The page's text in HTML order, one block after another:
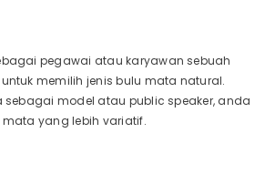
pegawai atau karyawan sebuah
memilih jenis bulu mata natural.
sebagai model atau public speaker, anda
yang lebih variatif.